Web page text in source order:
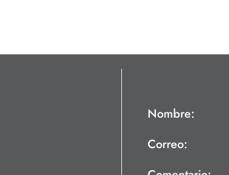
Nombre:
Correo: